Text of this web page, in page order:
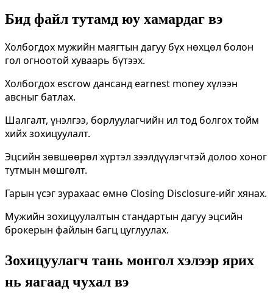
Бид файл тутамд юу хамардаг вэ
Холбогдох мужийн маягтын дагуу бүх нөхцөл болон
гол огноотой хуваарь бүтээх.
Холбогдох escrow дансанд earnest money хүлээн
авсныг батлах.
Шалгалт, үнэлгээ, борлуулагчийн ил тод болгох тойм
хийх зохицуулалт.
Эцсийн зөвшөөрөл хүртэл зээлдүүлэгчтэй долоо хоног
тутмын мөшгөлт.
Гарын үсэг зурахаас өмнө Closing Disclosure-ийг хянах.
Мужийн зохицуулалтын стандартын дагуу эцсийн
брокерын файлын багц цуглуулах.
Зохицуулагч тань монгол хэлээр ярих
нь яагаад чухал вэ